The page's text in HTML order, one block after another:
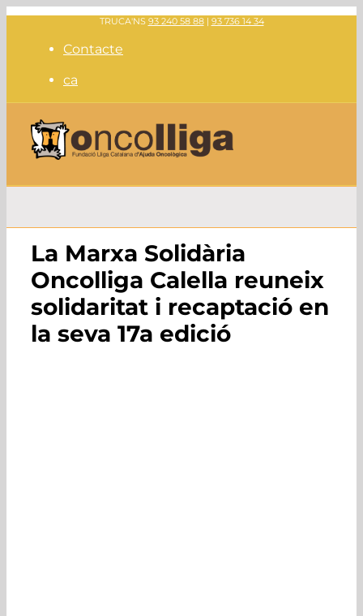
Skip
content
TRUCA'NS 93 240 58 88| 93 736 14 34
Contacte
ca
La Marxa Solidària
Oncolliga Calella reuneix
solidaritat i recaptació en
la seva 17a edició